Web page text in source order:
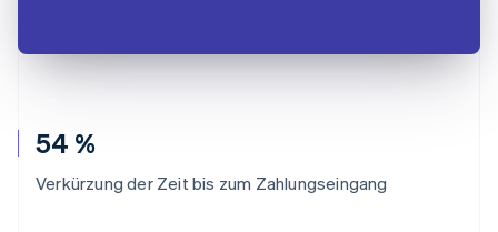
54 %
Verkürzung der Zeit bis zum Zahlungseingang